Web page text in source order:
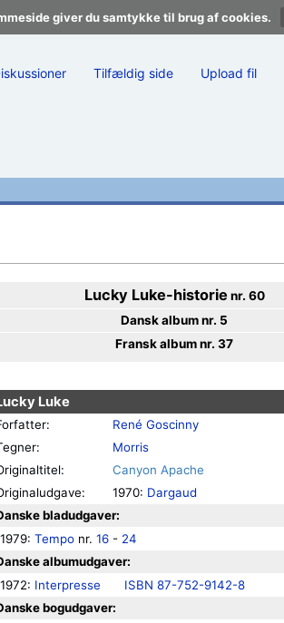
giver du samtykke til brug af cookies.
Tilfældig side Upload fil
Lucky Luke-historienr. 60
Dansk album nr. 5
Fransk album nr. 37
Luke
René Goscinny
Morris
Canyon Apache
1970: Dargaud
bladudgaver:
1979: Tempo nr. 16 - 24
albumudgaver:
1972: Interpresse
ISBN 87-752-9142-8
bogudgaver: